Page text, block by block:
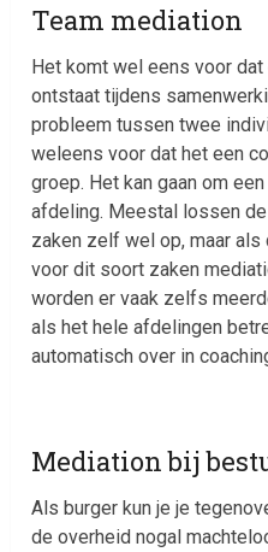
Team mediation
Het komt wel eens voor
ontstaat tijdens
probleem tussen twee
weleens voor dat het een
groep. Het kan gaan om
afdeling. Meestal lossen
zaken zelf wel op, maar
voor dit soort zaken
worden er vaak zelfs
als het hele afdelingen
automatisch over in
Mediation bij
Als burger kun je je
de overheid nogal